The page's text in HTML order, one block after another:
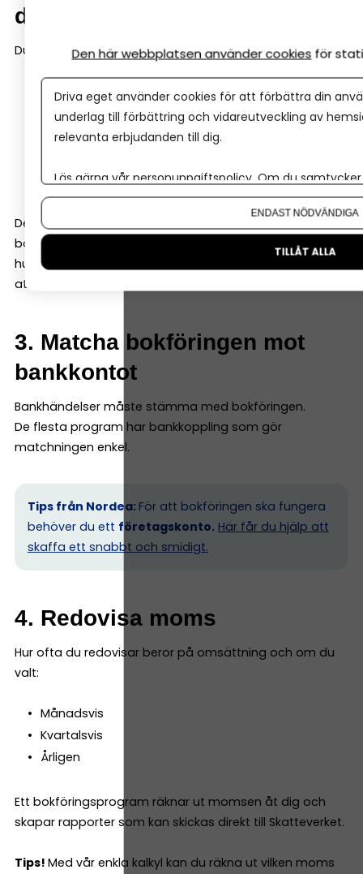
ditt bokföringsprogram
Du bokför en händelse genom att ange:
Vad som hänt
Belopp
Datum
Konto (programmen hjälper dig välja rätt)
Det är mycket enklare än det låter –
bokföringsprogrammet läser av underlaget och föreslår
hur det ska bokföras. Ditt jobb är oftast att godkänna
att allt se ok ut!
3. Matcha bokföringen mot
bankkontot
Bankhändelser måste stämma med bokföringen.
De flesta program har bankkoppling som gör
matchningen enkel.
Tips från Nordea: För att bokföringen ska fungera
behöver du ett företagskonto. Här får du hjälp att
skaffa ett snabbt och smidigt.
4. Redovisa moms
Hur ofta du redovisar beror på omsättning och om du
valt:
Månadsvis
Kvartalsvis
Årligen
Ett bokföringsprogram räknar ut momsen åt dig och
skapar rapporter som kan skickas direkt till Skatteverket.
Tips! Med vår enkla kalkyl kan du räkna ut vilken moms
Den här webbplatsen använder cookies för
Driva eget använder cookies för att förbättra din
underlag till förbättring och vidareutveckling av
relevanta erbjudanden till dig.
Läs gärna vår personuppgiftspolicy. Om du
Om du vill ändra ditt val i efterhand hittar du den
ENDAST NÖDVÄNDIGA
TILLÅT ALLA